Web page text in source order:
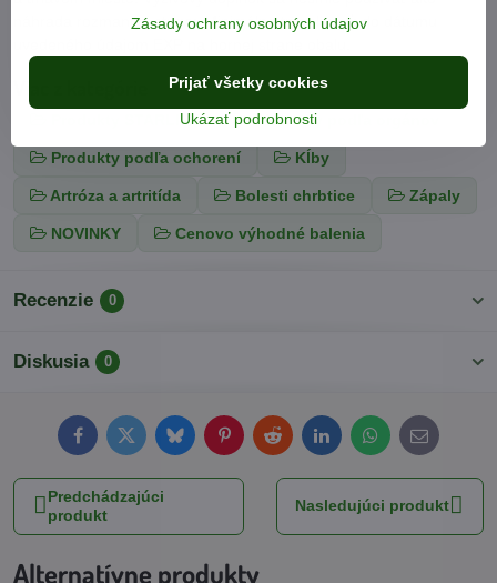
náhrada rozmanitej stravy. Minimálna trvanlivosť: do dátumu
Produkty STARLIFE Produkty podľa orgánov
Produkty podľa ochorení Kĺby
Artróza a artritída Bolesti chrbtice Zápaly
NOVINKY Cenovo výhodné balenia
Recenzie 0
Diskusia 0
FacebookTwitterBlueskyPinterestRedditLinkedInWhatsApp
E-
mail
Predchádzajúci
produkt
Nasledujúci produkt
Alternatívne produkty
Zásady ochrany osobných údajov
Ukázať podrobnosti
Prijať všetky cookies